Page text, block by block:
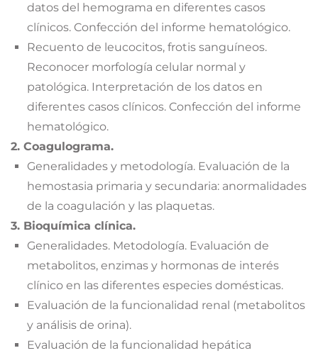
datos del hemograma en diferentes casos
clínicos. Confección del informe hematológico.
Recuento de leucocitos, frotis sanguíneos.
Reconocer morfología celular normal y
patológica. Interpretación de los datos en
diferentes casos clínicos. Confección del informe
hematológico.
2. Coagulograma.
Generalidades y metodología. Evaluación de la
hemostasia primaria y secundaria: anormalidades
de la coagulación y las plaquetas.
3. Bioquímica clínica.
Generalidades. Metodología. Evaluación de
metabolitos, enzimas y hormonas de interés
clínico en las diferentes especies domésticas.
Evaluación de la funcionalidad renal (metabolitos
y análisis de orina).
Evaluación de la funcionalidad hepática